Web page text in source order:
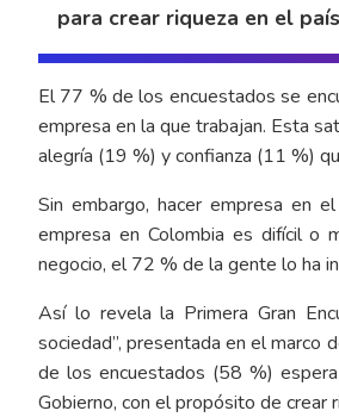
para crear riqueza en el
El 77 % de los encuestados se
empresa en la que trabajan. Esta
alegría (19 %) y confianza (11 %)
Sin embargo, hacer empresa en
empresa en Colombia es difícil o
negocio, el 72 % de la gente lo ha
Así lo revela la Primera Gran
sociedad”, presentada en el marco
de los encuestados (58 %)
Gobierno, con el propósito de crear